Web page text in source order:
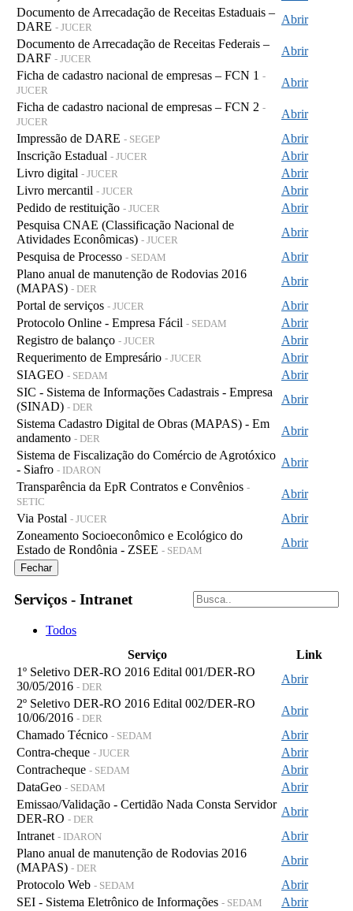
Documento de Arrecadação de Receitas Estaduais –
DARE - JUCER
Abrir
Documento de Arrecadação de Receitas Federais –
DARF - JUCER
Abrir
Ficha de cadastro nacional de empresas – FCN 1 -
JUCER
Abrir
Ficha de cadastro nacional de empresas – FCN 2 -
JUCER
Abrir
Impressão de DARE - SEGEP
Abrir
Inscrição Estadual - JUCER
Abrir
Livro digital - JUCER
Abrir
Livro mercantil - JUCER
Abrir
Pedido de restituição - JUCER
Abrir
Pesquisa CNAE (Classificação Nacional de
Atividades Econômicas) - JUCER
Abrir
Pesquisa de Processo - SEDAM
Abrir
Plano anual de manutenção de Rodovias 2016
(MAPAS) - DER
Abrir
Portal de serviços - JUCER
Abrir
Protocolo Online - Empresa Fácil - SEDAM
Abrir
Registro de balanço - JUCER
Abrir
Requerimento de Empresário - JUCER
Abrir
SIAGEO - SEDAM
Abrir
SIC - Sistema de Informações Cadastrais - Empresa
(SINAD) - DER
Abrir
Sistema Cadastro Digital de Obras (MAPAS) - Em
andamento - DER
Abrir
Sistema de Fiscalização do Comércio de Agrotóxico
- Siafro - IDARON
Abrir
Transparência da EpR Contratos e Convênios -
SETIC
Abrir
Via Postal - JUCER
Abrir
Zoneamento Socioeconômico e Ecológico do
Estado de Rondônia - ZSEE - SEDAM
Abrir
Fechar
Serviços - Intranet
Todos
Serviço
Link
1º Seletivo DER-RO 2016 Edital 001/DER-RO
30/05/2016 - DER
Abrir
2º Seletivo DER-RO 2016 Edital 002/DER-RO
10/06/2016 - DER
Abrir
Chamado Técnico - SEDAM
Abrir
Contra-cheque - JUCER
Abrir
Contracheque - SEDAM
Abrir
DataGeo - SEDAM
Abrir
Emissao/Validação - Certidão Nada Consta Servidor
DER-RO - DER
Abrir
Intranet - IDARON
Abrir
Plano anual de manutenção de Rodovias 2016
(MAPAS) - DER
Abrir
Protocolo Web - SEDAM
Abrir
SEI - Sistema Eletrônico de Informações - SEDAM
Abrir